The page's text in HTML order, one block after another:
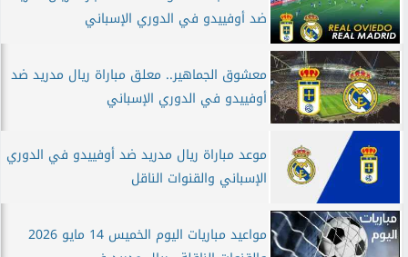
ضد أوفييدو في الدوري الإسباني
معشوق الجماهير.. معلق مباراة ريال مدريد ضد
أوفييدو في الدوري الإسباني
موعد مباراة ريال مدريد ضد أوفييدو في الدوري
الإسباني والقنوات الناقل
مواعيد مباريات اليوم الخميس 14 مايو 2026